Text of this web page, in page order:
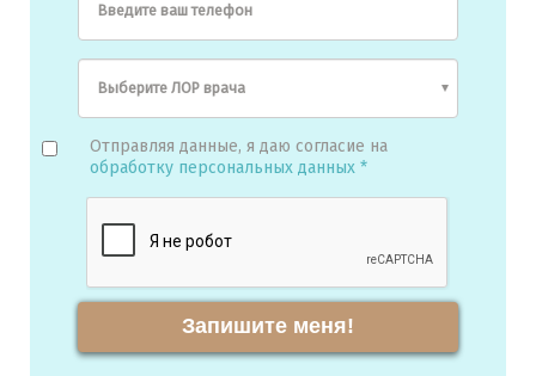
Введите ваш телефон
Отправляя данные, я даю согласие на
обработку персональных данных *
Запишите меня!